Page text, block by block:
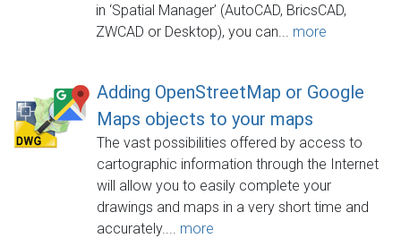
in ‘Spatial Manager’ (AutoCAD, BricsCAD,
ZWCAD or Desktop), you can... more
Adding OpenStreetMap or Google
Maps objects to your maps
The vast possibilities offered by access to
cartographic information through the Internet
will allow you to easily complete your
drawings and maps in a very short time and
accurately.... more